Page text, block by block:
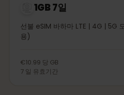
1GB 7일
선불 eSIM 바하마 LTE | 4G | 5G
용)
€10.99 당 GB
7 일 유효기간